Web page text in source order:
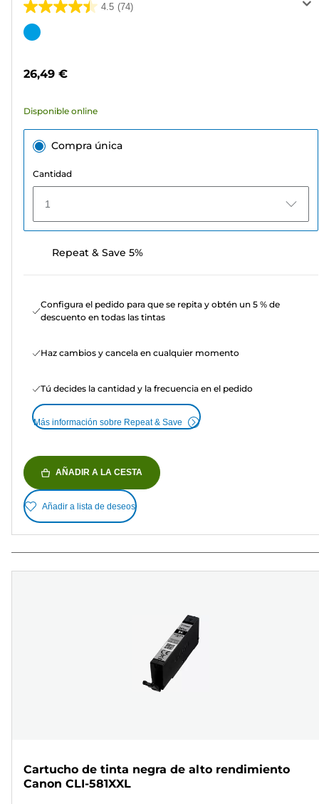
4.5 (74)
4.5
de
74
Cartucho
26,49 €
Disponible online
Compra única
Cantidad
1
Repeat & Save 5%
Configura el pedido para que se repita y obtén un 5 % de
descuento en todas las tintas
Haz cambios y cancela en cualquier momento
Tú decides la cantidad y la frecuencia en el pedido
Más información sobre Repeat & Save
AÑADIR A LA CESTA
Añadir a lista de deseos
Cartucho de tinta negra de alto rendimiento
Canon CLI-581XXL